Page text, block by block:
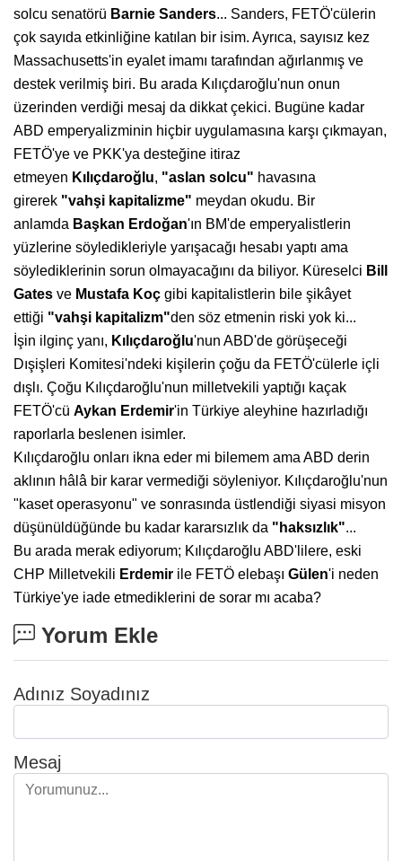
solcu senatörü Barnie Sanders... Sanders, FETÖ'cülerin
çok sayıda etkinliğine katılan bir isim. Ayrıca, sayısız kez
Massachusetts'in eyalet imamı tarafından ağırlanmış ve
destek verilmiş biri. Bu arada Kılıçdaroğlu'nun onun
üzerinden verdiği mesaj da dikkat çekici. Bugüne kadar
ABD emperyalizminin hiçbir uygulamasına karşı çıkmayan,
FETÖ'ye ve PKK'ya desteğine itiraz
etmeyen Kılıçdaroğlu, "aslan solcu" havasına
girerek "vahşi kapitalizme" meydan okudu. Bir
anlamda Başkan Erdoğan'ın BM'de emperyalistlerin
yüzlerine söyledikleriyle yarışacağı hesabı yaptı ama
söylediklerinin sorun olmayacağını da biliyor. Küreselci Bill
Gates ve Mustafa Koç gibi kapitalistlerin bile şikâyet
ettiği "vahşi kapitalizm"den söz etmenin riski yok ki...
İşin ilginç yanı, Kılıçdaroğlu'nun ABD'de görüşeceği
Dışişleri Komitesi'ndeki kişilerin çoğu da FETÖ'cülerle içli
dışlı. Çoğu Kılıçdaroğlu'nun milletvekili yaptığı kaçak
FETÖ'cü Aykan Erdemir'in Türkiye aleyhine hazırladığı
raporlarla beslenen isimler.
Kılıçdaroğlu onları ikna eder mi bilemem ama ABD derin
aklının hâlâ bir karar vermediği söyleniyor. Kılıçdaroğlu'nun
"kaset operasyonu" ve sonrasında üstlendiği siyasi misyon
düşünüldüğünde bu kadar kararsızlık da "haksızlık"...
Bu arada merak ediyorum; Kılıçdaroğlu ABD'lilere, eski
CHP Milletvekili Erdemir ile FETÖ elebaşı Gülen'i neden
Türkiye'ye iade etmediklerini de sorar mı acaba?
Yorum Ekle
Adınız Soyadınız
Mesaj